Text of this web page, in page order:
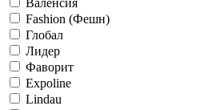
Fashion (Фешн)
Глобал
Лидер
Фаворит
Expoline
Lindau